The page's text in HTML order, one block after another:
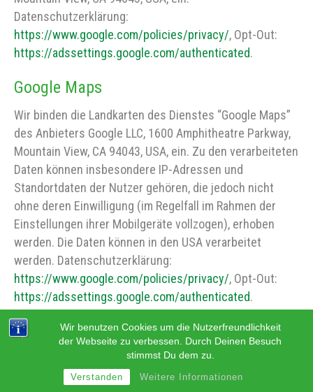
Wir benutzen Cookies um die Nutzerfreundlichkeit
der Webseite zu verbessen. Durch Deinen Besuch
stimmst Du dem zu.
Verstanden Weitere Informationen
Datenschutzerklärung:
https://www.google.com/policies/privacy/, Opt-Out:
https://adssettings.google.com/authenticated.
Google Maps
Wir binden die Landkarten des Dienstes “Google Maps”
des Anbieters Google LLC, 1600 Amphitheatre Parkway,
Mountain View, CA 94043, USA, ein. Zu den verarbeiteten
Daten können insbesondere IP-Adressen und
Standortdaten der Nutzer gehören, die jedoch nicht
ohne deren Einwilligung (im Regelfall im Rahmen der
Einstellungen ihrer Mobilgeräte vollzogen), erhoben
werden. Die Daten können in den USA verarbeitet
werden. Datenschutzerklärung:
https://www.google.com/policies/privacy/, Opt-Out:
https://adssettings.google.com/authenticated.
Verwendung von Facebook Social Plugins
Wir nutzen auf Grundlage unserer berechtigten
Interessen (d.h. Interesse an der Analyse, Optimierung